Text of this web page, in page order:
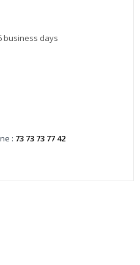
business days
: 73 73 73 77 42